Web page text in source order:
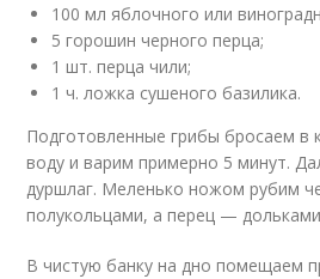
100 мл яблочного или
5 горошин черного перца;
1 шт. перца чили;
1 ч. ложка сушеного базилика.
Подготовленные грибы бросаем в
воду и варим примерно 5 минут.
дуршлаг. Меленько ножом рубим
полукольцами, а перец —
В чистую банку на дно помещаем